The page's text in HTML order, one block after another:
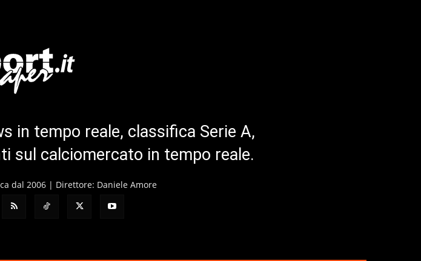
in tempo reale, classifica Serie A,
sul calciomercato in tempo reale.
dal 2006 | Direttore: Daniele Amore